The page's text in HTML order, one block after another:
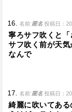
16. 名前:匿名 投稿日：
寧ろサフ吹くと
サフ吹く前が天
なんで
17. 名前:匿名 投稿日：
綺麗に吹いてあ